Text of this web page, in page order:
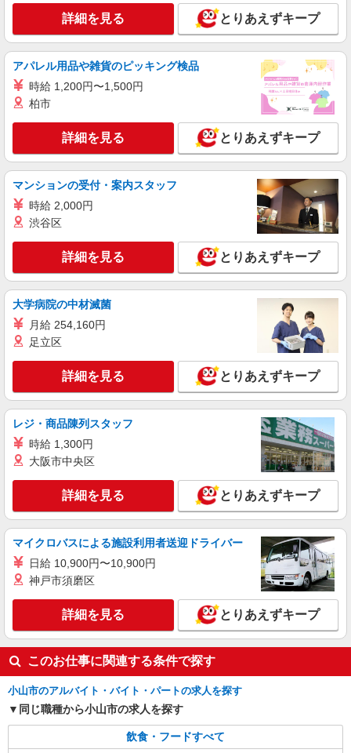
時給1,130円 ※22:00〜翌5:00：時給1,413円 ※
高校生時給1,080円 ※早朝手当（5:00〜9:00）時給
＋150円
栃木県小山市間々田五料2416-5
キープ 詳細を見る
オリーブの丘 小山雨ヶ谷店
キッチン（フード）スタッフ
時給1130円 ※22:00以降は時給1413円 ※高校
生時給1100円 ■土日・祝手当 土日・祝は時給＋
栃木県小山市雨ヶ谷字弁天前450-1
キープ 詳細を見る
アルバイト パート
すき家 小山犬塚店
すき家の店舗スタッフ（接客・調理・清掃な
ど）
栃木県小山市犬塚1丁目4番3
キープ 詳細を見る
アルバイト パート
すき家 小山犬塚店
すき家の店舗スタッフ（接客・調理・清掃な
ど）
時給1,150円 ※22:00〜翌5:00：時給1,450円 ※
高校生時給1,150円 ※早朝手当（5:00〜9:00）時給
＋150円栃木県小山市犬塚1丁目4番3
キープ 詳細を見る
すき家 小山西城南店
すき家の店舗スタッフ（接客・調理・清掃な
ど）
時給1,130円 ※22:00〜翌5:00：時給1,413円 ※
高校生時給1,080円 ※早朝手当（5:00〜9:00）時給
＋150円
栃木県小山市西城南4-19-7
詳細を見る
詳細を見る とりあえずキープ
アパレル用品や雑貨のピッキング検品
時給 1,200円〜1,500円
柏市
詳細を見る とりあえずキープ
マンションの受付・案内スタッフ
時給 2,000円
渋谷区
詳細を見る とりあえずキープ
大学病院の中材滅菌
月給 254,160円
足立区
詳細を見る とりあえずキープ
レジ・商品陳列スタッフ
時給 1,300円
大阪市中央区
詳細を見る とりあえずキープ
マイクロバスによる施設利用者送迎ドライバー
日給 10,900円〜10,900円
神戸市須磨区
詳細を見る とりあえずキープ
このお仕事に関連する条件で探す
小山市のアルバイト・バイト・パートの求人を探す
同じ職種から小山市の求人を探す
飲食・フードすべて